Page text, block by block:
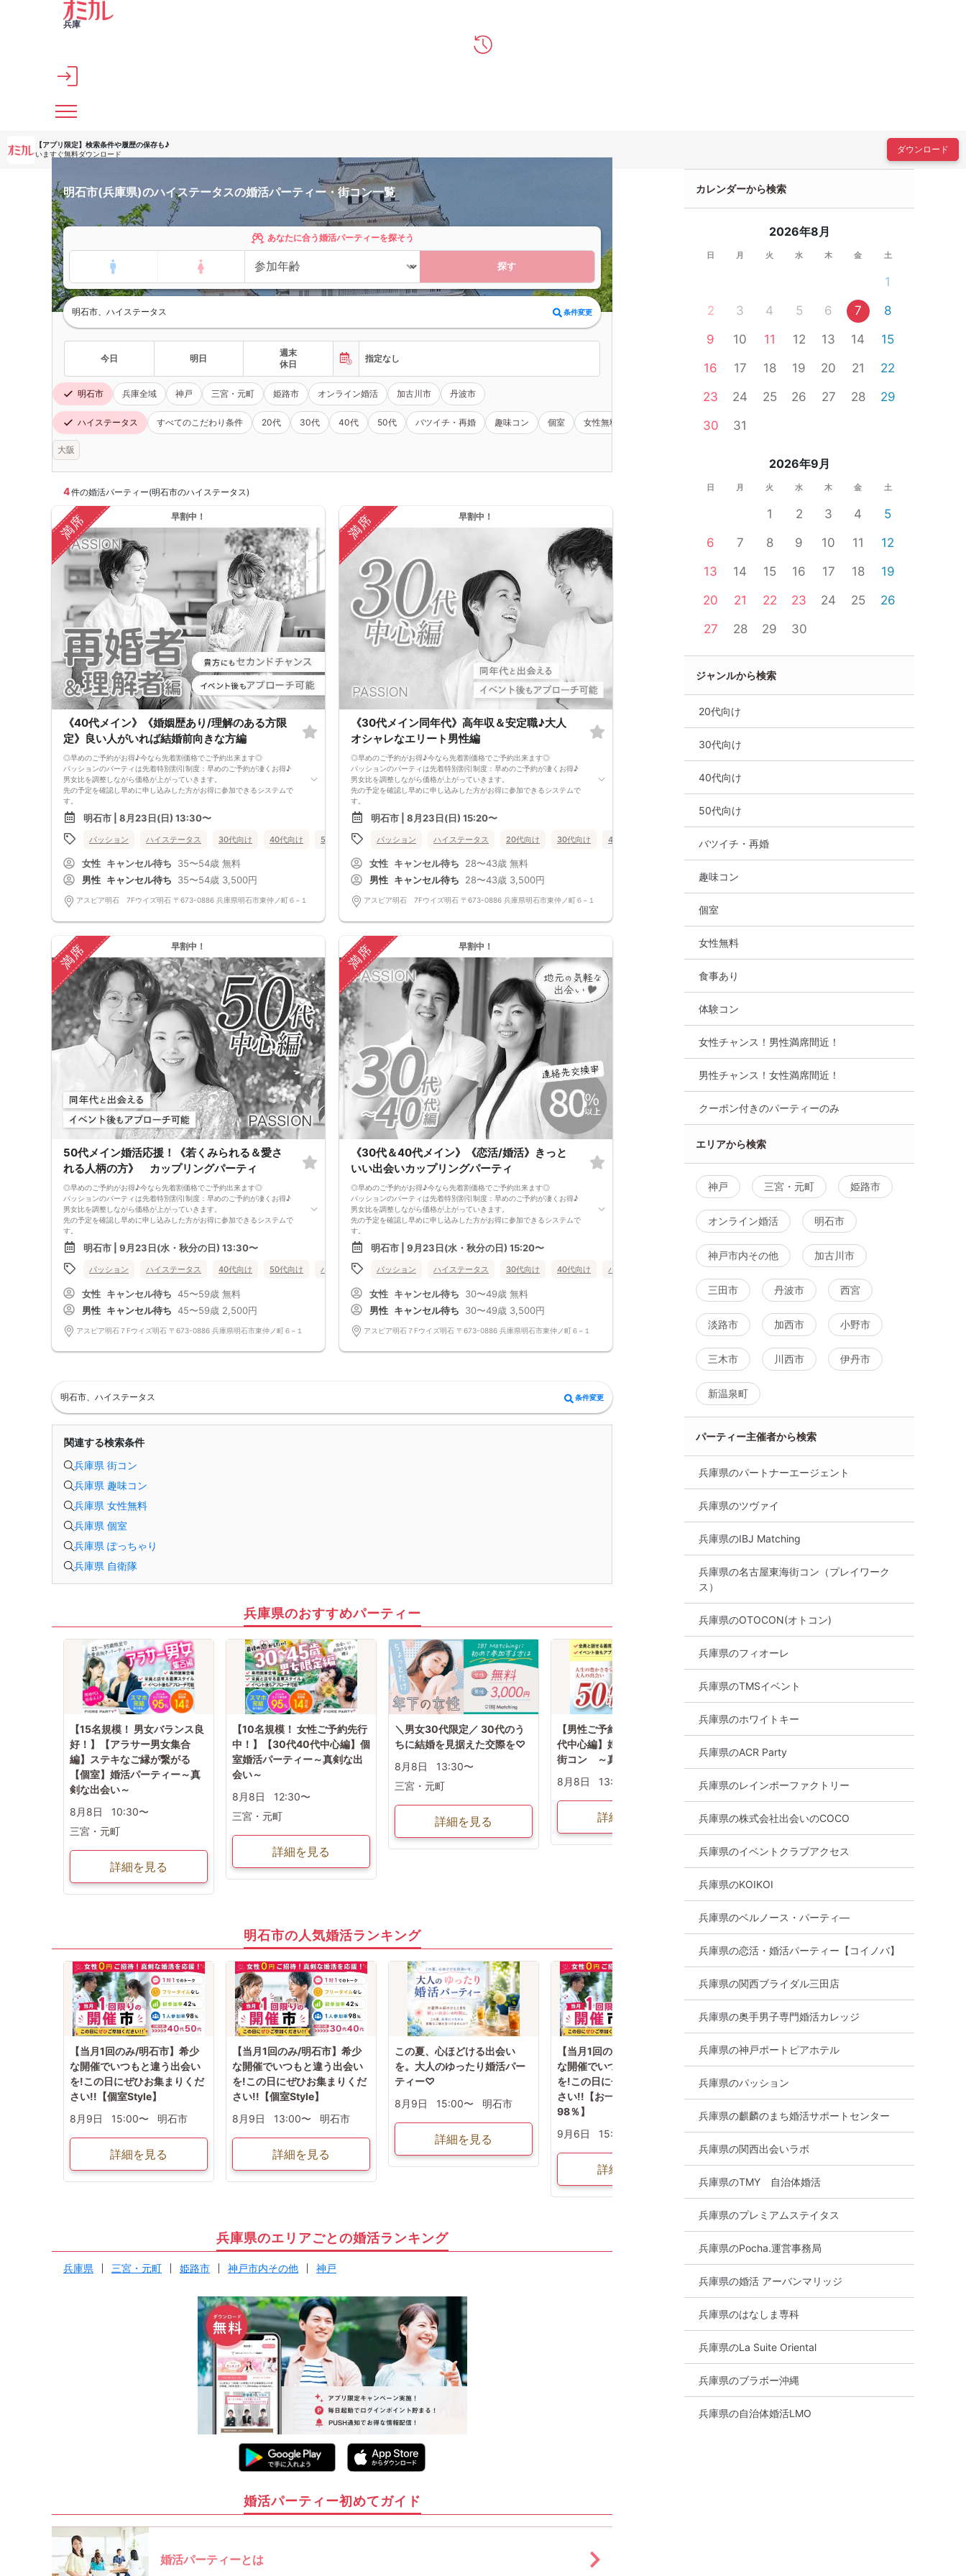
メインコンテンツへスキップ
兵庫
【アプリ限定】 検索条件や履歴の保存も♪
いますぐ無料ダウンロード
ダウンロード
明石市(兵庫県)のハイステータスの婚活パーティー・街コン一覧
あなたに合う婚活パーティーを探そう
探す
明石市、ハイステータス 条件変更
今日 明日
週末
休日
指定なし
明石市 兵庫全域 神戸 三宮・元町 姫路市 オンライン婚活 加古川市 丹波市
ハイステータス すべてのこだわり条件 20代 30代 40代 50代 バツイチ・再婚 趣味コン 個室 女性無料 体験コン
大阪
4件の婚活パーティー(明石市のハイステータス)
満席 早割中！
《40代メイン》《婚姻歴あり/理解のある方限
定》良い人がいれば結婚前向きな方編
◎早めのご予約がお得♪今なら先着割価格でご予約出来ます◎
パッションのパーティは先着特別割引制度：早めのご予約が凄くお得♪
男女比を調整しながら価格が上がっていきます。
先の予定を確認し早めに申し込みした方がお得に参加できるシステムで
す。
現在表示されている価格が今の先着割価格となります。
=========================
【パーティ内容】
再婚をお考えの方同士、または再婚に理解のある方の真面目な出会いのパ
通常の婚活パーティーでも再婚希望者の方が参加されていますが、
やはり、婚姻歴があるということを知った上で知り合った方がお互いに気
兼ねなく話せますし
理解してもらえる人に出会えるという事でカップルになる率は毎回非常に
高いです。
貴方にもきっとセカンド・チャンスはあります！
=========================
パッションのパーティーは男性90％以上/女性70％以上が1人参加です。
お一人様でも安心してご参加下さい。
出会いはまずは行動から！パッションのパーティで理想のお相手探しはい
かがですか?
スタッフが全力であなたの婚活をサポートさせて頂きます。
■パーティ中止判断タイミング
開催前日の23:00までに最少催行人数男性2名対女性2名に満たない場合
但し、当日で急なキャンセルががあった場合には当日中止になる事もあり
ます。
明石市 | 8月23日(日) 13:30〜
パッション ハイステータス 30代向け 40代向け 50代向け バツイチ・再婚 女性無料 公務員 兵庫県 明石市
女性 キャンセル待ち 35〜54歳 無料
男性 キャンセル待ち 35〜54歳 3,500円
アスピア明石 7Fウイズ明石 〒673-0886 兵庫県明石市東仲ノ町６−１
満席 早割中！
《30代メイン同年代》高年収＆安定職♪大人
オシャレなエリート男性編
◎早めのご予約がお得♪今なら先着割価格でご予約出来ます◎
パッションのパーティは先着特別割引制度：早めのご予約が凄くお得♪
男女比を調整しながら価格が上がっていきます。
先の予定を確認し早めに申し込みした方がお得に参加できるシステムで
す。
現在表示されている価格が今の先着割価格となります。
=========================
【パーティ内容】
Passionパーティでは多くの方と出会えるという喜びの意見の反面
見もあります。
更に・・・女性の方にとって将来の生活を考えるなら男性の年収って大事
ですよね。
その点もエグゼクティブパーティでは男性に源泉徴収、給料明細等を全員
提示してもらってるので安心
真剣に相手を探す方は是非！お勧めパーティです。
=========================
パッションのパーティーは男性90％以上/女性70％以上が1人参加です。
お一人様でも安心してご参加下さい。
出会いはまずは行動から！パッションのパーティで理想のお相手探しはい
かがですか?
スタッフが全力であなたの婚活をサポートさせて頂きます。
■パーティ中止判断タイミング
開催前日の23:00までに最少催行人数男性2名対女性2名に満たない場合
但し、当日で急なキャンセルががあった場合には当日中止になる事もあり
ます。
明石市 | 8月23日(日) 15:20〜
パッション ハイステータス 20代向け 30代向け 40代向け バツイチ・再婚 女性無料
女性 キャンセル待ち 28〜43歳 無料
男性 キャンセル待ち 28〜43歳 3,500円
アスピア明石 7Fウイズ明石 〒673-0886 兵庫県明石市東仲ノ町６−１
満席 早割中！
50代メイン婚活応援！《若くみられる＆愛さ
れる人柄の方》 カップリングパーティ
◎早めのご予約がお得♪今なら先着割価格でご予約出来ます◎
パッションのパーティは先着特別割引制度：早めのご予約が凄くお得♪
男女比を調整しながら価格が上がっていきます。
先の予定を確認し早めに申し込みした方がお得に参加できるシステムで
す。
現在表示されている価格が今の先着割価格となります。
=========================
【パーティ内容】
若く見える方 愛される人柄の方
告白されたことがある 表裏なくいつも笑顔♪
年齢が近いので共通することが多いので話題には事欠きません。
若く見られるというのは容姿条件にあげられがちですが 容姿というより
も雰囲気お人柄が大事
シニア婚は成婚に拘らず気軽にお食事やお茶を一緒にできるパートナーを
お一人様でも安心してご参加下さい。
出会いはまずは行動から！パッションのパーティで理想のお相手探しはい
かがですか?
スタッフが全力であなたの婚活をサポートさせて頂きます。
■パーティ中止判断タイミング
開催前日の23:00までに最少催行人数男性2名対女性2名に満たない場合
ます。
明石市 | 9月23日(水・秋分の日) 13:30〜
パッション ハイステータス 40代向け 50代向け バツイチ・再婚 女性無料 公務員 兵庫県 明石市
女性 キャンセル待ち 45〜59歳 無料
男性 キャンセル待ち 45〜59歳 2,500円
アスピア明石７Fウイズ明石 〒673-0886 兵庫県明石市東仲ノ町６−１
満席 早割中！
《30代＆40代メイン》《恋活/婚活》きっと
いい出会いカップリングパーティ
◎早めのご予約がお得♪今なら先着割価格でご予約出来ます◎
パッションのパーティは先着特別割引制度：早めのご予約が凄くお得♪
男女比を調整しながら価格が上がっていきます。
先の予定を確認し早めに申し込みした方がお得に参加できるシステムで
す。
現在表示されている価格が今の先着割価格となります。
=========================
【パーティ内容】
★連絡先交換率80％以上確定★
最近出会いがない・・結婚まではまだ考えていないけど・・
まずは知り合ってからと考える方って意外と多いです。
カップリング茶話会とは婚活パーティのように数組だけがカップルになり
後は残念・・
というのではなく参加者全員にチャンスがあります。
パッションのパーティーは男性90％以上/女性70％以上が1人参加です。
お一人様でも安心してご参加下さい。
明石市 | 9月23日(水・秋分の日) 15:20〜
パッション ハイステータス 30代向け 40代向け バツイチ・再婚 女性無料 公務員 兵庫県 明石市
女性 キャンセル待ち 30〜49歳 無料
男性 キャンセル待ち 30〜49歳 3,500円
アスピア明石７Fウイズ明石 〒673-0886 兵庫県明石市東仲ノ町６−１
明石市、ハイステータス 条件変更
関連する検索条件
兵庫県 街コン
兵庫県 趣味コン
兵庫県 女性無料
兵庫県 個室
兵庫県 ぽっちゃり
兵庫県 自衛隊
兵庫県のおすすめパーティー
【15名規模！ 男女バランス良
好！】【アラサー男女集合
編】ステキなご縁が繋がる
【個室】婚活パーティー～真
剣な出会い～
8月8日
10:30〜
三宮・元町
詳細を見る
【10名規模！ 女性ご予約先行
中！】【30代40代中心編】個
室婚活パーティー～真剣な出
会い～
8月8日
12:30〜
三宮・元町
詳細を見る
＼男女30代限定／ 30代のう
ちに結婚を見据えた交際を♡
8月8日
13:30〜
三宮・元町
詳細を見る
【男性ご予約先行中！】【50
代中心編】婚活パーティー・
街コン ～真剣な出会い～
8月8日
13:30〜
詳細を見る
き♪】【40代限定】個室婚活
三宮・元町
詳細を見る
明石市の人気婚活ランキング
【当月1回のみ/明石市】希少
な開催でいつもと違う出会い
を!この日にぜひお集まりくだ
さい!!【個室Style】
8月9日
15:00〜 明石市
詳細を見る
【当月1回のみ/明石市】希少
な開催でいつもと違う出会い
を!この日にぜひお集まりくだ
さい!!【個室Style】
8月9日
13:00〜 明石市
詳細を見る
この夏、心ほどける出会い
を。大人のゆったり婚活パー
ティー♡
8月9日
15:00〜 明石市
詳細を見る
【当月1回のみ/明石市】希少
な開催でいつもと違う出会い
を!この日にぜひお集まりくだ
さい!!【お一人での参加率
98％】
9月6日
15:00〜
詳細を見る
【㊚残1㊛特割残1】＜理想の
旦那 の条件を満たす男性限定
＞㊚30～42歳㊛28～39歳
8月8日
18:30〜 明石市
恋≫応援企画！男
8月29日
兵庫県のエリアごとの婚活ランキング
兵庫県 三宮・元町 姫路市 神戸市内その他 神戸
婚活パーティー初めてガイド
婚活パーティーとは
カレンダーから検索
2026年8月
日 月 火 水 木 金 土
1
2
3 4 5 6 7
8
9
10 11 12 13 14
15
16
17 18 19 20 21
22
23
24 25 26 27 28
29
30
31
2026年9月
日 月 火 水 木 金 土
1 2 3 4
5
6
7 8 9 10 11
12
13
14 15 16 17 18
19
20
21 22 23 24 25
26
27
28 29 30
ジャンルから検索
20代向け
30代向け
40代向け
50代向け
バツイチ・再婚
趣味コン
個室
女性無料
食事あり
体験コン
女性チャンス！男性満席間近！
男性チャンス！女性満席間近！
クーポン付きのパーティーのみ
エリアから検索
神戸 三宮・元町 姫路市
オンライン婚活 明石市
神戸市内その他 加古川市
三田市 丹波市 西宮
淡路市 加西市 小野市
三木市 川西市 伊丹市
新温泉町
パーティー主催者から検索
兵庫県のパートナーエージェント
兵庫県のツヴァイ
兵庫県のIBJ Matching
兵庫県の名古屋東海街コン（プレイワーク
ス）
兵庫県のOTOCON(オトコン)
兵庫県のフィオーレ
兵庫県のTMSイベント
兵庫県のホワイトキー
兵庫県のACR Party
兵庫県のレインボーファクトリー
兵庫県の株式会社出会いのCOCO
兵庫県のイベントクラブアクセス
兵庫県のKOIKOI
兵庫県のベルノース・パーティ―
兵庫県の恋活・婚活パーティー【コイノバ】
兵庫県の関西ブライダル三田店
兵庫県の奥手男子専門婚活カレッジ
兵庫県の神戸ポートピアホテル
兵庫県のパッション
兵庫県の麒麟のまち婚活サポートセンター
兵庫県の関西出会いラボ
兵庫県のTMY 自治体婚活
兵庫県のプレミアムステイタス
兵庫県のPocha.運営事務局
兵庫県の婚活 アーバンマリッジ
兵庫県のはなしま専科
兵庫県のLa Suite Oriental
兵庫県のブラボー沖縄
兵庫県の自治体婚活LMO